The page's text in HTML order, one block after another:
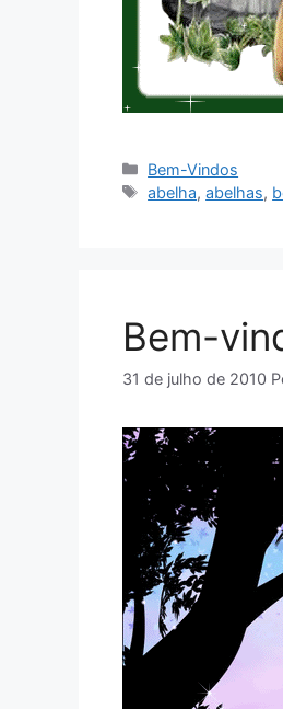
Categorias
Bem-Vindos
Tags
abelha,abelhas,
Bem-
31 de julho de 2010